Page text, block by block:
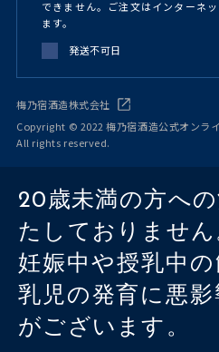
できません。ご注文はインターネ
ます。
発送不可日
梅乃宿酒造株式会社
Copyright © 2022 梅乃宿酒造公式オンラ
All rights reserved.
20歳未満の方へ
たしておりません
妊娠中や授乳中の
乳児の発育に悪
がございます。